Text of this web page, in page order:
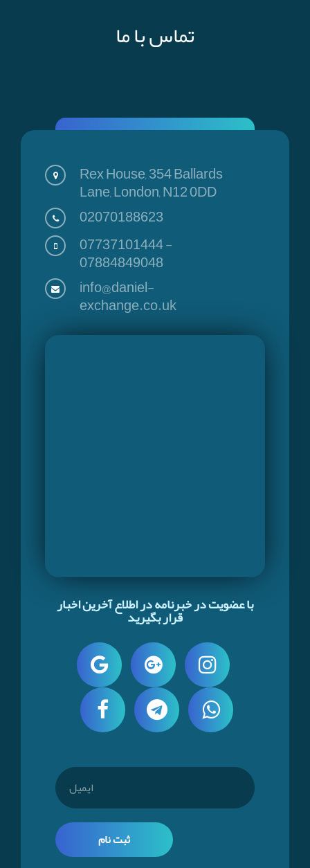
تماس با ما
Rex House, 354 Ballards
Lane, London, N12 0DD
02070188623
07737101444-
07884849048
info@daniel-
exchange.co.uk
با عضویت در خبرنامه در اطلاع آخرین اخبار
قرار بگیرید
ثبت نام